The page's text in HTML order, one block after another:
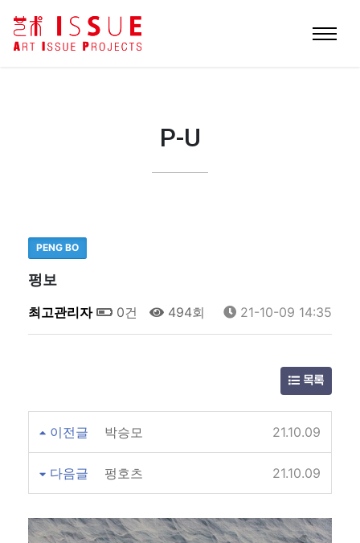
P-U
PENG BO
펑보
최고관리자 0건 494회 21-10-09 14:35
목록
이전글 박승모 21.10.09
다음글 펑호츠 21.10.09